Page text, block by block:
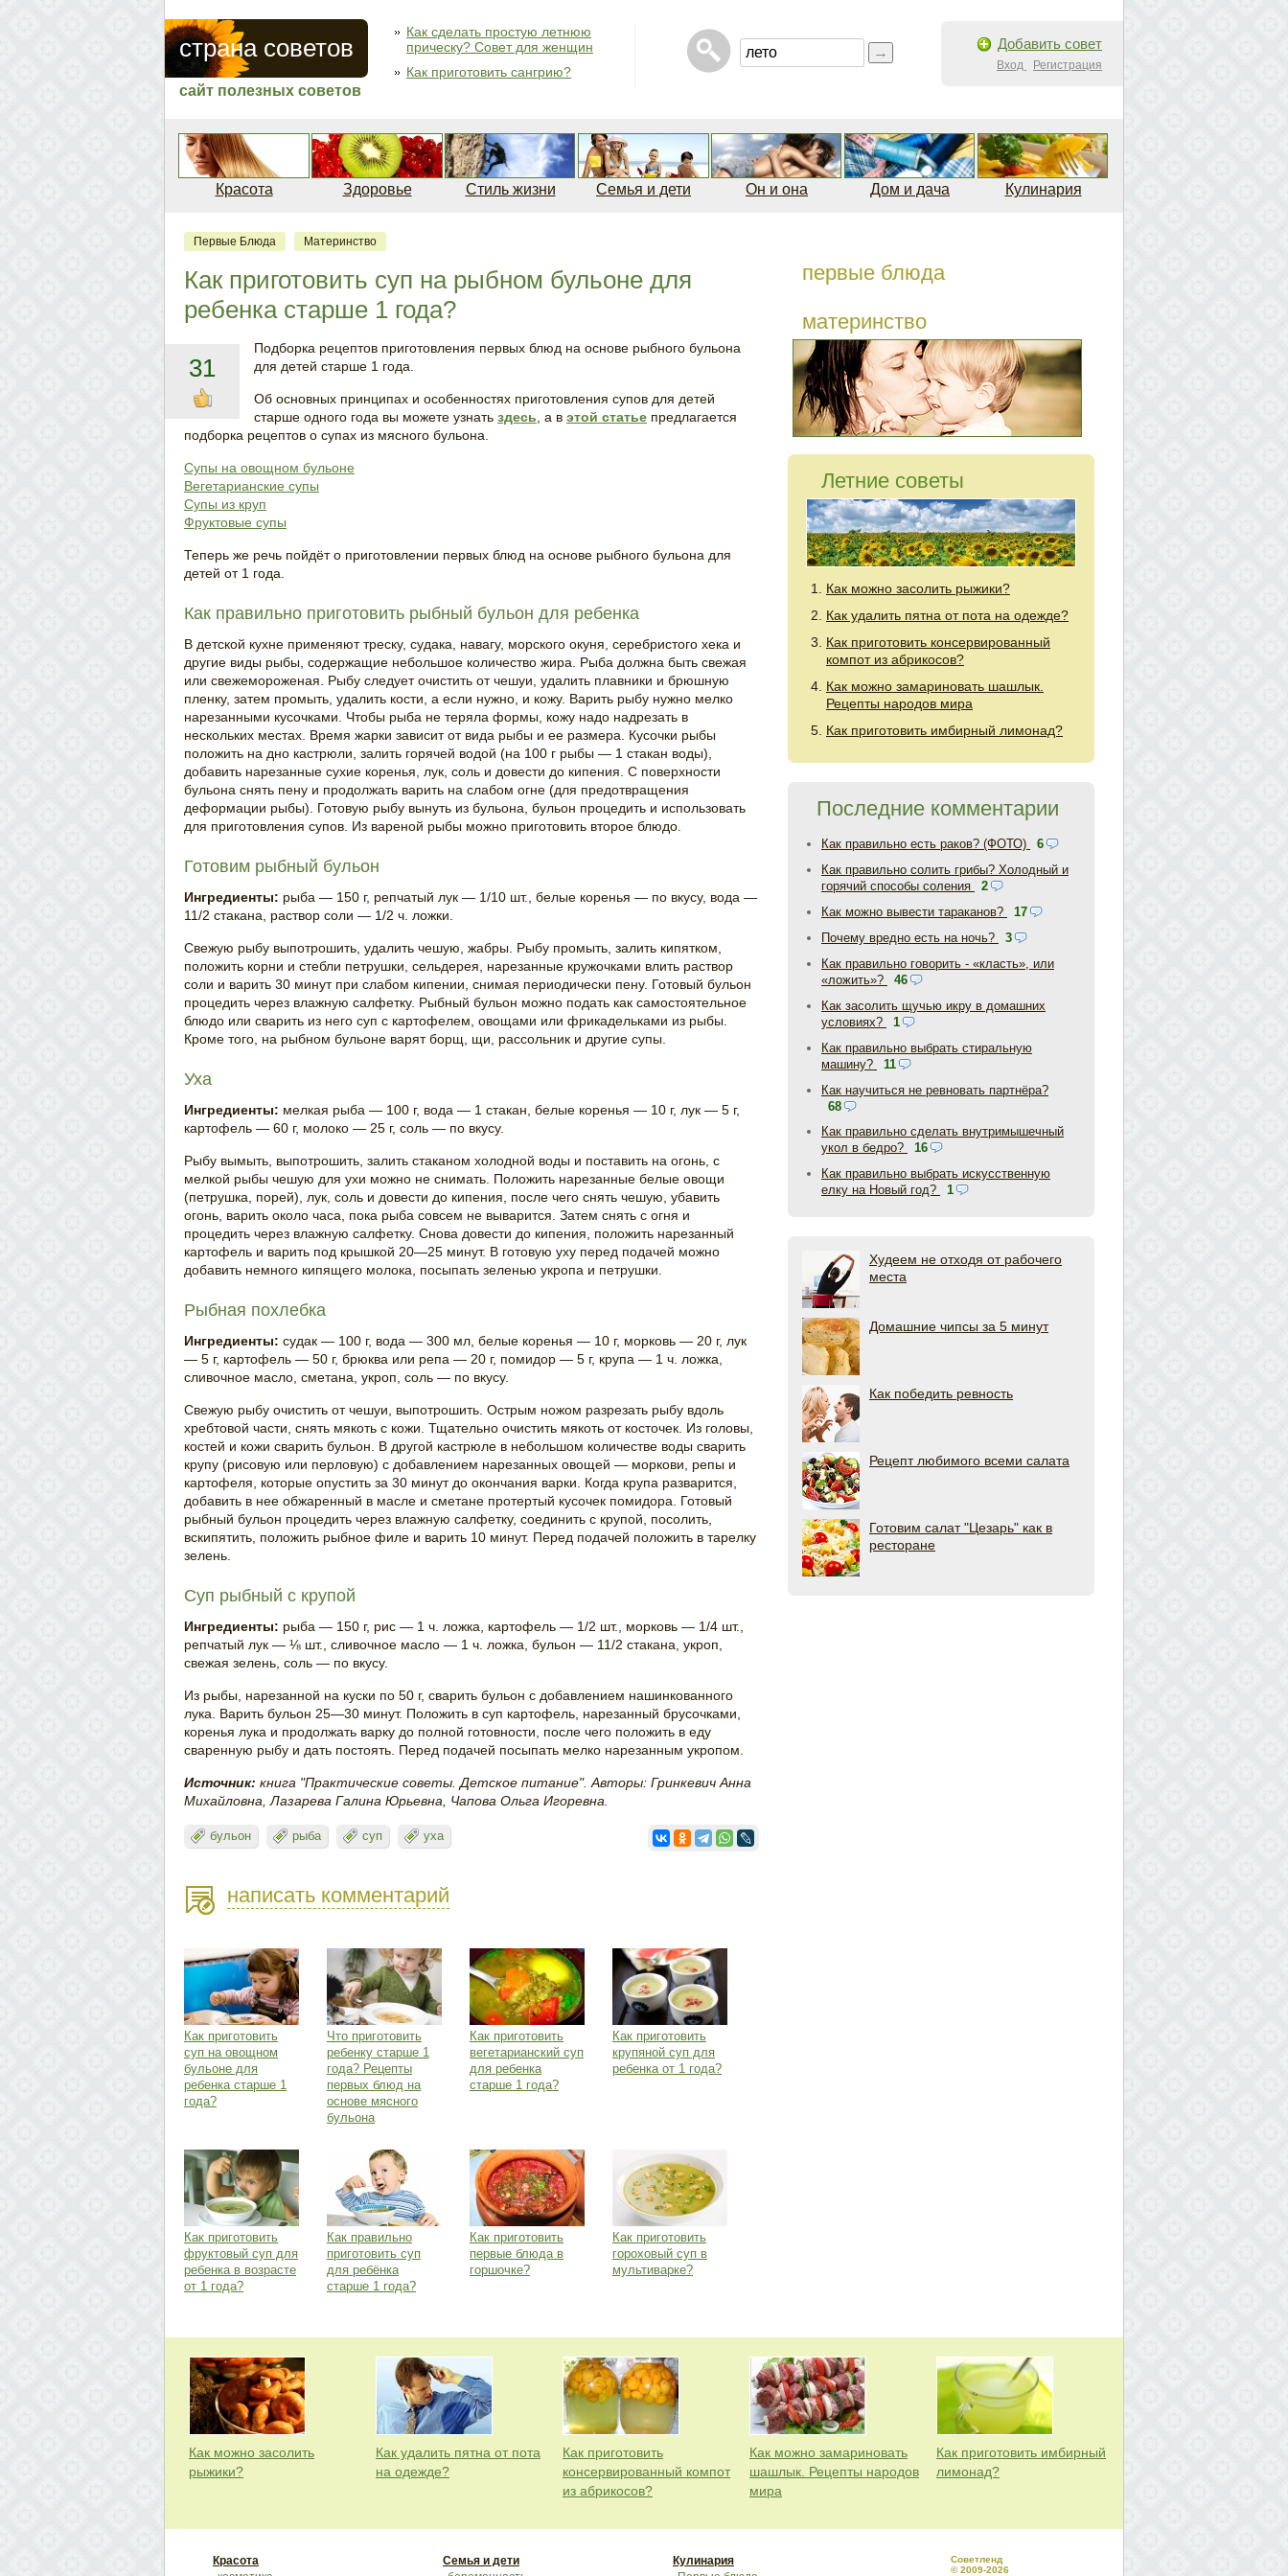
страна советов
сайт полезных советов
Как сделать простую летнюю
прическу? Совет для женщин
Как приготовить сангрию?
Добавить совет
Вход Регистрация
Красота Здоровье Стиль жизни Семья и дети Он и она Дом и дача Кулинария
Первые Блюда Материнство
Как приготовить суп на рыбном бульоне для
ребенка старше 1 года?
31
Подборка рецептов приготовления первых блюд на основе рыбного бульона
для детей старше 1 года.
Об основных принципах и особенностях приготовления супов для детей
старше одного года вы можете узнать здесь , а в этой статье предлагается
подборка рецептов о супах из мясного бульона.
Супы на овощном бульоне
Вегетарианские супы
Супы из круп
Фруктовые супы
Теперь же речь пойдёт о приготовлении первых блюд на основе рыбного бульона для
детей от 1 года.
Как правильно приготовить рыбный бульон для ребенка
В детской кухне применяют треску, судака, навагу, морского окуня, серебристого хека и
другие виды рыбы, содержащие небольшое количество жира. Рыба должна быть свежая
или свежемороженая. Рыбу следует очистить от чешуи, удалить плавники и брюшную
пленку, затем промыть, удалить кости, а если нужно, и кожу. Варить рыбу нужно мелко
нарезанными кусочками. Чтобы рыба не теряла формы, кожу надо надрезать в
нескольких местах. Время жарки зависит от вида рыбы и ее размера. Кусочки рыбы
положить на дно кастрюли, залить горячей водой (на 100 г рыбы — 1 стакан воды),
добавить нарезанные сухие коренья, лук, соль и довести до кипения. С поверхности
бульона снять пену и продолжать варить на слабом огне (для предотвращения
деформации рыбы). Готовую рыбу вынуть из бульона, бульон процедить и использовать
для приготовления супов. Из вареной рыбы можно приготовить второе блюдо.
Готовим рыбный бульон
Ингредиенты: рыба — 150 г, репчатый лук — 1/10 шт., белые коренья — по вкусу, вода —
11/2 стакана, раствор соли — 1/2 ч. ложки.
Свежую рыбу выпотрошить, удалить чешую, жабры. Рыбу промыть, залить кипятком,
положить корни и стебли петрушки, сельдерея, нарезанные кружочками влить раствор
соли и варить 30 минут при слабом кипении, снимая периодически пену. Готовый бульон
процедить через влажную салфетку. Рыбный бульон можно подать как самостоятельное
блюдо или сварить из него суп с картофелем, овощами или фрикадельками из рыбы.
Кроме того, на рыбном бульоне варят борщ, щи, рассольник и другие супы.
Уха
Ингредиенты: мелкая рыба — 100 г, вода — 1 стакан, белые коренья — 10 г, лук — 5 г,
картофель — 60 г, молоко — 25 г, соль — по вкусу.
Рыбу вымыть, выпотрошить, залить стаканом холодной воды и поставить на огонь, с
мелкой рыбы чешую для ухи можно не снимать. Положить нарезанные белые овощи
(петрушка, порей), лук, соль и довести до кипения, после чего снять чешую, убавить
огонь, варить около часа, пока рыба совсем не выварится. Затем снять с огня и
процедить через влажную салфетку. Снова довести до кипения, положить нарезанный
картофель и варить под крышкой 20—25 минут. В готовую уху перед подачей можно
добавить немного кипящего молока, посыпать зеленью укропа и петрушки.
Рыбная похлебка
Ингредиенты: судак — 100 г, вода — 300 мл, белые коренья — 10 г, морковь — 20 г, лук
— 5 г, картофель — 50 г, брюква или репа — 20 г, помидор — 5 г, крупа — 1 ч. ложка,
сливочное масло, сметана, укроп, соль — по вкусу.
Свежую рыбу очистить от чешуи, выпотрошить. Острым ножом разрезать рыбу вдоль
хребтовой части, снять мякоть с кожи. Тщательно очистить мякоть от косточек. Из головы,
костей и кожи сварить бульон. В другой кастрюле в небольшом количестве воды сварить
крупу (рисовую или перловую) с добавлением нарезанных овощей — моркови, репы и
картофеля, которые опустить за 30 минут до окончания варки. Когда крупа разварится,
добавить в нее обжаренный в масле и сметане протертый кусочек помидора. Готовый
рыбный бульон процедить через влажную салфетку, соединить с крупой, посолить,
вскипятить, положить рыбное филе и варить 10 минут. Перед подачей положить в тарелку
зелень.
Суп рыбный с крупой
Ингредиенты: рыба — 150 г, рис — 1 ч. ложка, картофель — 1/2 шт., морковь — 1/4 шт.,
репчатый лук — ⅛ шт., сливочное масло — 1 ч. ложка, бульон — 11/2 стакана, укроп,
свежая зелень, соль — по вкусу.
Из рыбы, нарезанной на куски по 50 г, сварить бульон с добавлением нашинкованного
лука. Варить бульон 25—30 минут. Положить в суп картофель, нарезанный брусочками,
коренья лука и продолжать варку до полной готовности, после чего положить в еду
сваренную рыбу и дать постоять. Перед подачей посыпать мелко нарезанным укропом.
Источник: книга "Практические советы. Детское питание". Авторы: Гринкевич Анна
Михайловна, Лазарева Галина Юрьевна, Чапова Ольга Игоревна.
бульон рыба суп уха
написать комментарий
Как приготовить
суп на овощном
бульоне для
ребенка старше 1
года?
Что приготовить
ребенку старше 1
года? Рецепты
первых блюд на
основе мясного
бульона
Как приготовить
вегетарианский суп
для ребенка
старше 1 года?
Как приготовить
крупяной суп для
ребенка от 1 года?
Как приготовить
фруктовый суп для
ребенка в возрасте
от 1 года?
Как правильно
приготовить суп
для ребёнка
старше 1 года?
Как приготовить
первые блюда в
горшочке?
Как приготовить
гороховый суп в
мультиварке?
первые блюда
материнство
Летние советы
Как можно засолить рыжики?
Как удалить пятна от пота на одежде?
Как приготовить консервированный
компот из абрикосов?
Как можно замариновать шашлык.
Рецепты народов мира
Как приготовить имбирный лимонад?
Последние комментарии
Как правильно есть раков? (ФОТО)
6
Как правильно солить грибы? Холодный и
горячий способы соления
2
Как можно вывести тараканов?
17
Почему вредно есть на ночь?
3
Как правильно говорить - «класть», или
«ложить»?
46
Как засолить щучью икру в домашних
условиях?
1
Как правильно выбрать стиральную
машину?
11
Как научиться не ревновать партнёра?
68
Как правильно сделать внутримышечный
укол в бедро?
16
Как правильно выбрать искусственную
елку на Новый год?
1
Худеем не отходя от рабочего
места
Домашние чипсы за 5 минут
Как победить ревность
Рецепт любимого всеми салата
Готовим салат "Цезарь" как в
ресторане
Как можно засолить
рыжики?
Как удалить пятна от пота
на одежде?
Как приготовить
консервированный компот
из абрикосов?
Как можно замариновать
шашлык. Рецепты народов
мира
Как приготовить имбирный
лимонад?
Красота
Семья и дети
Кулинария
Советленд
© 2009-2026